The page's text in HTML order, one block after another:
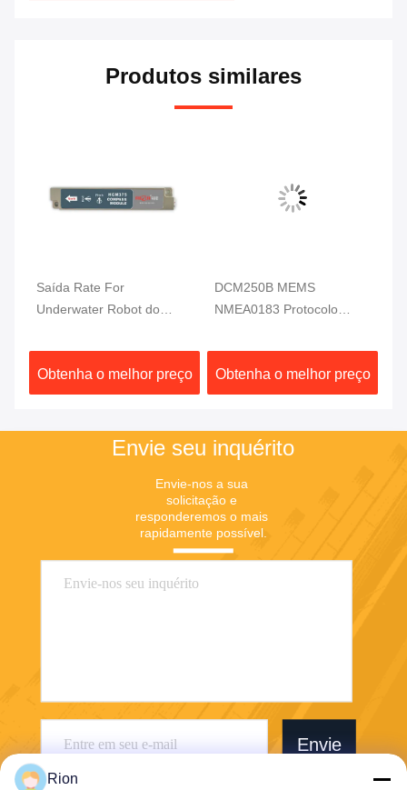
Produtos similares
Saída Rate For
Underwater Robot do
inclinação do compasso de
IP67 1.6cm 3D Digitas
Obtenha o melhor preço
DCM250B MEMS
NMEA0183 Protocolo
eletrônica MCU 3 eixos
Alta confiabilidade
Obtenha o melhor preço
Envie seu inquérito
Envie-nos a sua
solicitação e
responderemos o mais
rapidamente possível.
Envie
Rion